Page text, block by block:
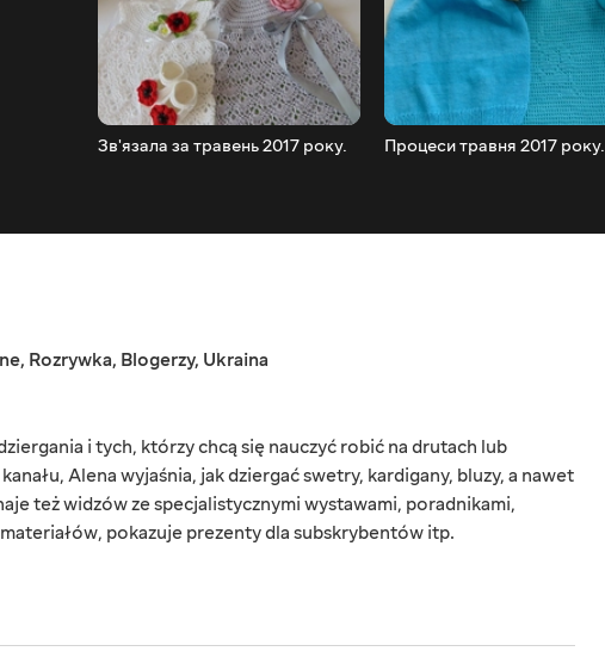
Зв'язала за травень 2017 року. Процеси травня 2017 року.
, Rozrywka, Blogerzy, Ukraina
i tych, którzy chcą się nauczyć robić na drutach lub
Alena wyjaśnia, jak dziergać swetry, kardigany, bluzy, a nawet
też widzów ze specjalistycznymi wystawami, poradnikami,
pokazuje prezenty dla subskrybentów itp.